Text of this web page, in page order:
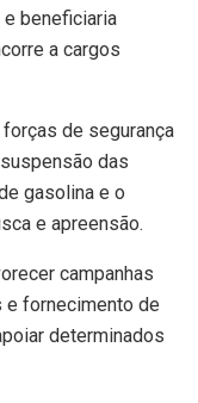
beneficiaria
a cargos
de segurança
das
gasolina e o
e apreensão.
campanhas
fornecimento de
determinados